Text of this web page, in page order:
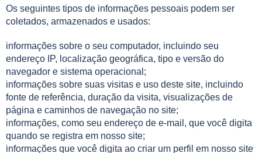
Os seguintes tipos de informações pessoais podem ser
coletados, armazenados e usados:
informações sobre o seu computador, incluindo seu
endereço IP, localização geográfica, tipo e versão do
navegador e sistema operacional;
informações sobre suas visitas e uso deste site, incluindo
fonte de referência, duração da visita, visualizações de
página e caminhos de navegação no site;
informações, como seu endereço de e-mail, que você digita
quando se registra em nosso site;
informações que você digita ao criar um perfil em nosso site